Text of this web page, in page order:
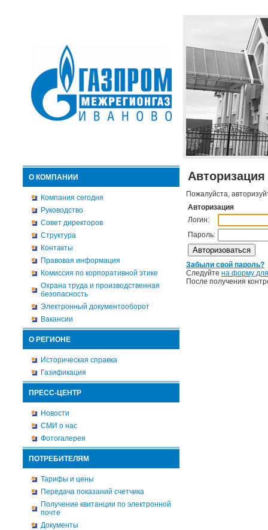
О КОМПАНИИ
Компания сегодня
Руководство
Совет директоров
Структура
Контакты
Правовая информация
Комиссия по корпоративной этике
Охрана труда и производственная
безопасность
Электронный документооборот
Вакансии
О РЕГИОНЕ
Историческая справка
Газификация
ПРЕСС-ЦЕНТР
Новости
СМИ о нас
Фотогалерея
ПОТРЕБИТЕЛЯМ
Тарифы и цены
Передача показаний счетчика
Получение квитанции по электронной
почте
Документы
Авторизация
Пожалуйста,
Авторизация
Логин:
Пароль:
Забыли свой пароль?
Следуйте на форму
После получения